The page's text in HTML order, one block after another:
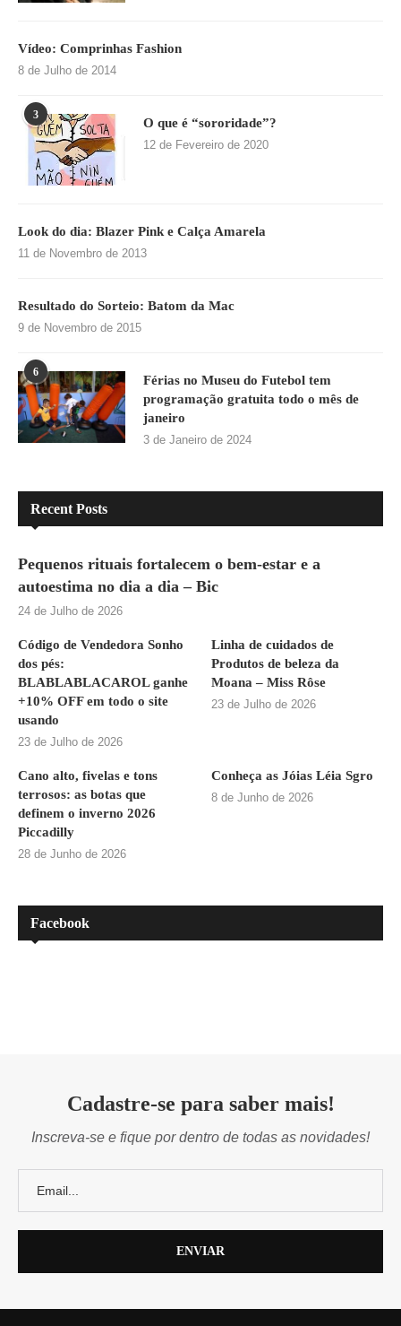
Vídeo: Comprinhas Fashion
8 de Julho de 2014
3
O que é “sororidade”?
12 de Fevereiro de 2020
Look do dia: Blazer Pink e Calça Amarela
11 de Novembro de 2013
Resultado do Sorteio: Batom da Mac
9 de Novembro de 2015
6
Férias no Museu do Futebol tem
programação gratuita todo o mês de
janeiro
3 de Janeiro de 2024
Recent Posts
Pequenos rituais fortalecem o bem-estar e a
autoestima no dia a dia – Bic
24 de Julho de 2026
Código de Vendedora Sonho
dos pés:
BLABLABLACAROL ganhe
+10% OFF em todo o site
usando
23 de Julho de 2026
Linha de cuidados de
Produtos de beleza da
Moana – Miss Rôse
23 de Julho de 2026
Cano alto, fivelas e tons
terrosos: as botas que
definem o inverno 2026
Piccadilly
28 de Junho de 2026
Conheça as Jóias Léia Sgro
8 de Junho de 2026
Facebook
Cadastre-se para saber mais!
Inscreva-se e fique por dentro de todas as novidades!